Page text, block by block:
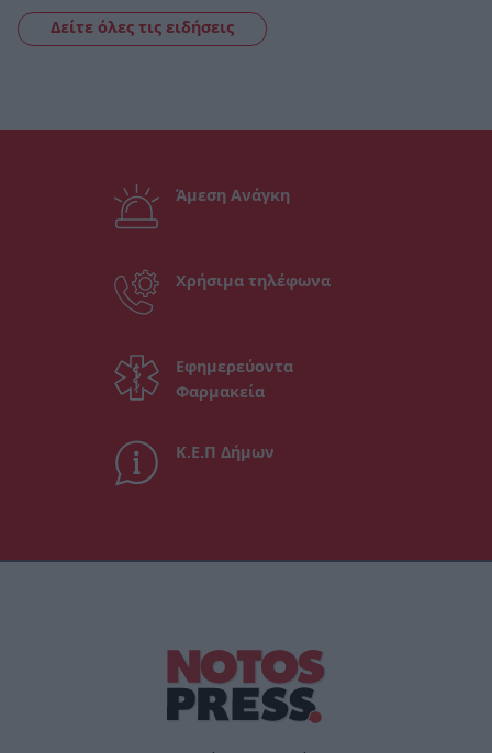
Δείτε όλες τις ειδήσεις
Άμεση Ανάγκη
Χρήσιμα τηλέφωνα
Εφημερεύοντα
Φαρμακεία
Κ.Ε.Π Δήμων